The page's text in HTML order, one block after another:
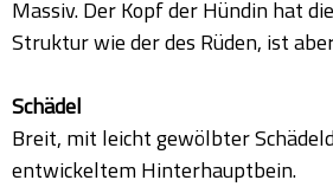
Massiv. Der Kopf der Hündin hat
Struktur wie der des Rüden, ist
Schädel
Breit, mit leicht gewölbter
entwickeltem Hinterhauptbein.